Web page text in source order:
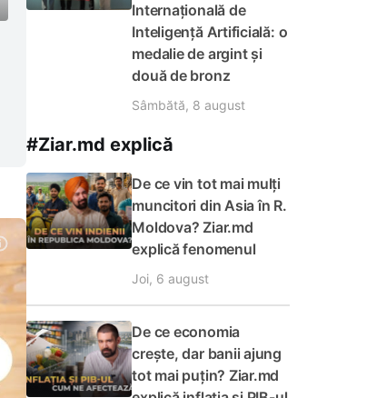
Internațională de
Inteligență Artificială: o
medalie de argint și
două de bronz
Sâmbătă, 8 august
#Ziar.md explică
De ce vin tot mai mulți
muncitori din Asia în R.
Moldova? Ziar.md
explică fenomenul
Joi, 6 august
De ce economia
crește, dar banii ajung
tot mai puțin? Ziar.md